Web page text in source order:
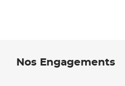
Nos Engagements